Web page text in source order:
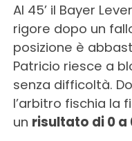
Al 45’ il Bayer
rigore dopo un
posizione è
Patricio riesce a
senza difficoltà.
l’arbitro fischia la
un risultato di 0 a